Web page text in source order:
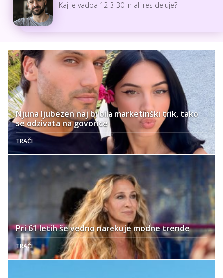
Kaj je vadba 12-3-30 in ali res deluje?
Njuna ljubezen naj bi bila marketinški trik, tako
se odzivata na govorice
TRAČI
Pri 61 letih še vedno narekuje modne trende
TRAČI